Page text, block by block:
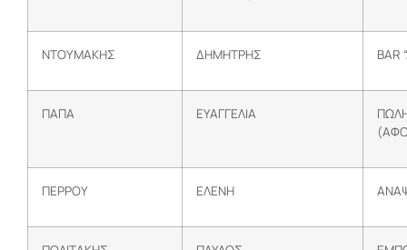
ΝΤΟΥΜΑΚΗΣ ΔΗΜΗΤΡΗΣ BAR
ΠΑΠΑ ΕΥΑΓΓΕΛΙΑ
ΠΕΡΡΟΥ ΕΛΕΝΗ